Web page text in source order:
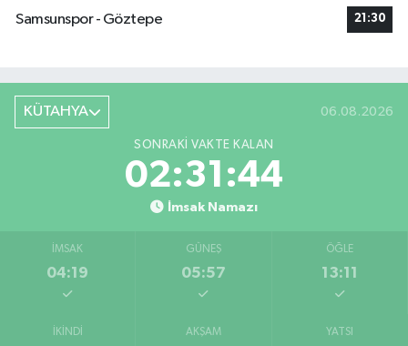
Samsunspor - Göztepe
21:30
KÜTAHYA 06.08.2026
SONRAKI VAKTE KALAN
02:31:43
İmsak Namazı
İMSAK
04:19
GÜNEŞ
05:57
ÖĞLE
13:11
İKINDI AKŞAM YATSI